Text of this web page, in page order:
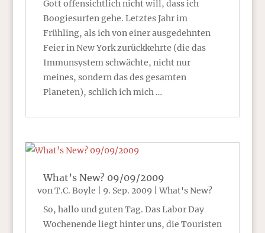
Gott offensichtlich nicht will, dass ich
Boogiesurfen gehe. Letztes Jahr im
Frühling, als ich von einer ausgedehnten
Feier in New York zurückkehrte (die das
Immunsystem schwächte, nicht nur
meines, sondern das des gesamten
Planeten), schlich ich mich …
What’s New? 09/09/2009
vonT.C. Boyle 9. Sep. 2009|What's New?
So, hallo und guten Tag. Das Labor Day
Wochenende liegt hinter uns, die Touristen